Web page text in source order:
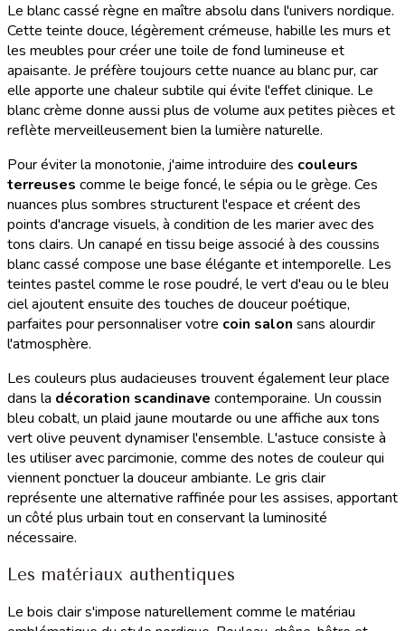
Le blanc cassé règne en maître absolu dans l'univers nordique.
Cette teinte douce, légèrement crémeuse, habille les murs et
les meubles pour créer une toile de fond lumineuse et
apaisante. Je préfère toujours cette nuance au blanc pur, car
elle apporte une chaleur subtile qui évite l'effet clinique. Le
blanc crème donne aussi plus de volume aux petites pièces et
reflète merveilleusement bien la lumière naturelle.
Pour éviter la monotonie, j'aime introduire des couleurs
terreuses comme le beige foncé, le sépia ou le grège. Ces
nuances plus sombres structurent l'espace et créent des
points d'ancrage visuels, à condition de les marier avec des
tons clairs. Un canapé en tissu beige associé à des coussins
blanc cassé compose une base élégante et intemporelle. Les
teintes pastel comme le rose poudré, le vert d'eau ou le bleu
ciel ajoutent ensuite des touches de douceur poétique,
parfaites pour personnaliser votre coin salon sans alourdir
l'atmosphère.
Les couleurs plus audacieuses trouvent également leur place
dans la décoration scandinave contemporaine. Un coussin
bleu cobalt, un plaid jaune moutarde ou une affiche aux tons
vert olive peuvent dynamiser l'ensemble. L'astuce consiste à
les utiliser avec parcimonie, comme des notes de couleur qui
viennent ponctuer la douceur ambiante. Le gris clair
représente une alternative raffinée pour les assises, apportant
un côté plus urbain tout en conservant la luminosité
nécessaire.
Les matériaux authentiques
Le bois clair s'impose naturellement comme le matériau